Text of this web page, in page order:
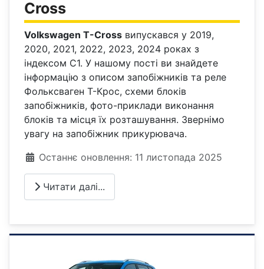
Cross
Volkswagen T-Cross випускався у 2019,
2020, 2021, 2022, 2023, 2024 роках з
індексом C1. У нашому пості ви знайдете
інформацію з описом запобіжників та реле
Фольксваген Т-Крос, схеми блоків
запобіжників, фото-приклади виконання
блоків та місця їх розташування. Звернімо
увагу на запобіжник прикурювача.
Деталі
Останнє оновлення: 11 листопада 2025
Читати далі...